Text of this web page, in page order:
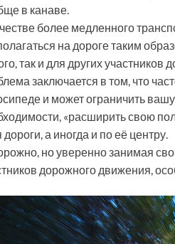
в канаве.
более медленного
на дороге таким
так и для других
заключается в том, что
и может ограничить
«расширить свою
дороги, а иногда и по её центру.
но уверенно занимая
дорожного движения,